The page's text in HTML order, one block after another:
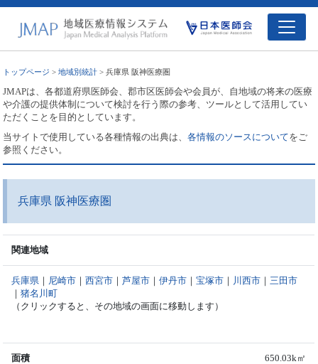
トップページ >地域別統計 > 兵庫県 阪神医療圏
JMAPは、各都道府県医師会、郡市区医師会や会員が、自地域の将来の医療
や介護の提供体制について検討を行う際の参考、ツールとして活用してい
ただくことを目的としています。
当サイトで使用している各種情報の出典は、各情報のソースについてをご
参照ください。
兵庫県 阪神医療圏
関連地域
兵庫県 ｜ 尼崎市 ｜西宮市 ｜芦屋市 ｜伊丹市 ｜宝塚市 ｜ 川西市 ｜ 三田市
｜猪名川町
（クリックすると、その地域の画面に移動します）
面積 650.03k㎡